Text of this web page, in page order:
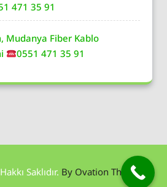
471 35 91
Mudanya Fiber Kablo
0551 471 35 91
Saklıdır. By Ovation Themes